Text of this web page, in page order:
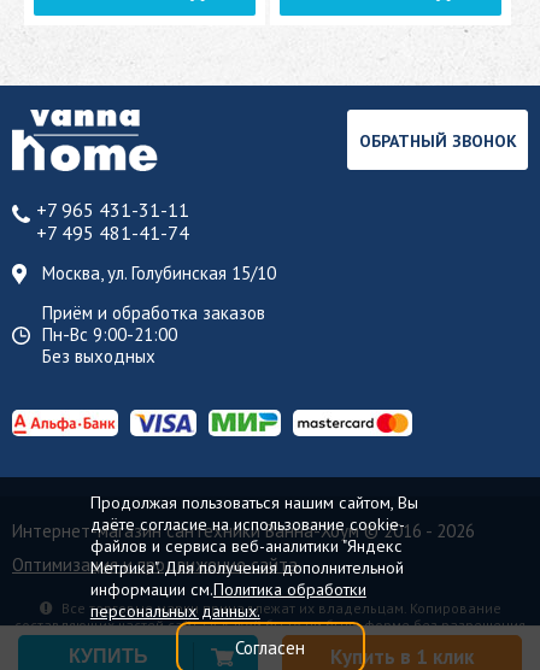
Купить в 1 клик
+7 965 431-31-11
+7 495 481-41-74
Москва, ул. Голубинская 15/10
Приём и обработка заказов
Пн-Вс 9:00-21:00
Без выходных
ОБРАТНЫЙ ЗВОНОК
Интернет-магазин сантехники Ванна-Хоум© 2016 - 2026
Оптимизация и продвижение сайта
Все торговые марки принадлежат их владельцам. Копирование
составляющих частей сайта в какой бы то ни было форме без разрешения
владельца авторских прав запрещено.
Продолжая пользоваться нашим сайтом, Вы
даёте согласие на использование cookie-
файлов и сервиса веб-аналитики "Яндекс
Метрика". Для получения дополнительной
информации см.Политика обработки
персональных данных.
Согласен